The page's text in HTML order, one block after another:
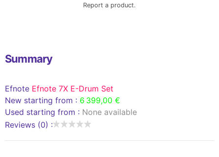
Report a product.
Summary
Efnote Efnote 7X E-Drum Set
New starting from : 6 399,00 €
Used starting from : None available
Reviews (0) :